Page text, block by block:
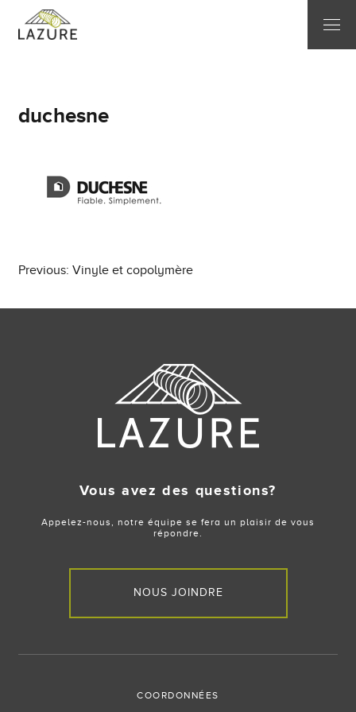
duchesne
Post
navigation
Previous: Vinyle et copolymère
Vous avez des questions?
Appelez-nous, notre équipe se fera un plaisir de vous
répondre.
NOUS JOINDRE
COORDONNÉES